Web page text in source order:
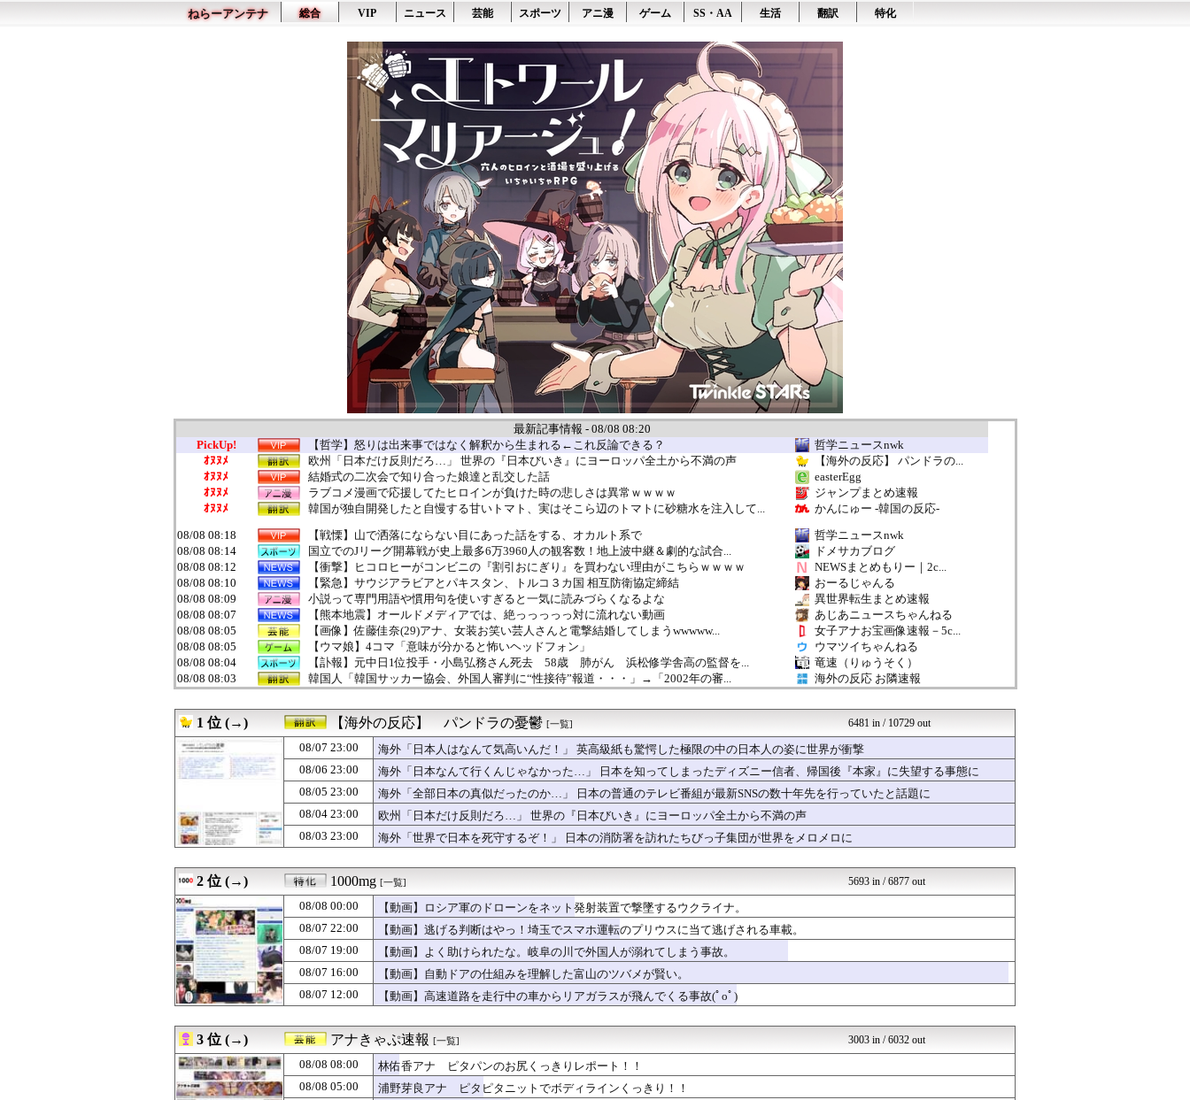
ねらーアンテナ 総合 VIP ニュース 芸能 スポーツ アニ漫 ゲーム SS・AA 生活 翻訳 特化
最新記事情報 - 08/08 08:20
PickUp!
【哲学】怒りは出来事ではなく解釈から生まれる←これ反論できる？
哲学ニュースnwk
ｵﾇﾇﾒ
欧州「日本だけ反則だろ…」 世界の『日本びいき』にヨーロッパ全土から不満の声
【海外の反応】 パンドラの...
ｵﾇﾇﾒ
結婚式の二次会で知り合った娘達と乱交した話
easterEgg
ｵﾇﾇﾒ
ラブコメ漫画で応援してたヒロインが負けた時の悲しさは異常ｗｗｗｗ
ジャンプまとめ速報
ｵﾇﾇﾒ
韓国が独自開発したと自慢する甘いトマト、実はそこら辺のトマトに砂糖水を注入して...
かんにゅー -韓国の反応-
08/08 08:18
【戦慄】山で洒落にならない目にあった話をする、オカルト系で
哲学ニュースnwk
08/08 08:14
国立でのJリーグ開幕戦が史上最多6万3960人の観客数！地上波中継＆劇的な試合...
ドメサカブログ
08/08 08:12
【衝撃】ヒコロヒーがコンビニの『割引おにぎり』を買わない理由がこちらｗｗｗｗ
NEWSまとめもりー｜2c...
08/08 08:10
【緊急】サウジアラビアとパキスタン、トルコ３カ国 相互防衛協定締結
おーるじゃんる
08/08 08:09
小説って専門用語や慣用句を使いすぎると一気に読みづらくなるよな
異世界転生まとめ速報
08/08 08:07
【熊本地震】オールドメディアでは、絶っっっっっ対に流れない動画
あじあニュースちゃんねる
08/08 08:05
【画像】佐藤佳奈(29)アナ、女装お笑い芸人さんと電撃結婚してしまうwwwww...
女子アナお宝画像速報－5c...
08/08 08:05
【ウマ娘】4コマ「意味が分かると怖いヘッドフォン」
ウマツイちゃんねる
08/08 08:04
【訃報】元中日1位投手・小島弘務さん死去 58歳 肺がん 浜松修学舎高の監督を...
竜速（りゅうそく）
08/08 08:03
韓国人「韓国サッカー協会、外国人審判に“性接待”報道・・・」→「2002年の審...
海外の反応 お隣速報
08/08 08:02
Beast of Reincarnationをプレイした正直な感想
mutyunのゲーム+αブ...
08/08 08:01
【画像】中古でスマホ買ったよ！
汎用型自作PCまとめ
08/08 08:01
インド、ロシアの第5世代戦闘機「Su-57」の購入を見送りか！
軍事・ミリタリー速報☆彡
08/08 08:01
【悲報】「舌を入れてきたから歯と口でブロック」元ジャンポケ斉藤の不同意性交公判
VIPPER速報
08/08 08:01
【画像】十二支合体！！ところでその前足、猫じゃね？
ヒロイモノ中毒
林佑香アナ ピタパンのお尻くっきりレポート！！
アナきゃぷ速報
佐藤二朗さん、久しぶりの投稿「文◯砲より遥かに威力は弱いが、僕の◯◯をお見舞い...
オレ的ゲーム速報＠刃
08/08 08:00
私の友達の旦那が新入社員の子とウワキした。そんな旦那とウワキ相手、両親に因果応...
かぞくちゃんねる
08/08 08:00
この前森に行ったらちっちゃいウリボー見つけた
登山ちゃんねる
08/08 08:00
【ラブライブ！】【画像】近江彼方(身長158cm・B85・W60・H86)←こ...
ラブライブ！まとめブログ ...
08/08 08:00
【画像10枚】佐倉綾音さん(32)、自分のシコポイントに気がつくwwwwwww
気になる芸能まとめ
08/08 08:00
ワイの夕ご飯どう思う？
08/08 08:00
冨里奈央ちゃんの『苦悶の表情』、大変なことになってるって...
乃木通 乃木坂46櫻坂46...
08/08 08:00
韓国人「先生が病気休暇？理由は何？」→極悪保護者のせいで流産した教師も…
08/08 08:00
【衝撃】韓国人「日本の高校生、腕の長さがおかしい」
08/08 08:00
【あんこ】ディエゴ・ブランドーがグランドオーダーを終わらせるようです【FGO二...
やる夫まとめくす
08/08 08:00
韓国人「オホーツク海高気圧の影響で、昨年より涼しい日本の首都圏について」
ハナミズキの韓国ブログ[海...
08/08 08:00
毛沢東語録を作った男、自分の序文ごと消された
08/08 07:58
矢田萌華「6期生のビジュアル担当です」←この画像を見れば誰もが納得【画像あり】
乃木坂46まとめ 乃木りん...
08/08 07:56
海外「怪我さえなければ」サッカー日本代表DF冨安健洋のクリスタル・パレス移籍決...
海外のお前ら 海外の反応
08/08 07:55
韓国人「アメリカでビッグフットが発見されました」
08/08 07:55
高市総理の靖国参拝 木原官房長官「ご自身で適切に判断」[8/7]
国難にあってもの申す！！
08/08 07:54
聖隷クリストファー・高部陸、青学大進学へ「進路変更はありません」
1 位 (→) 【海外の反応】 パンドラの憂鬱 [一覧] 6481 in / 10729 out
08/07 23:00
海外「日本人はなんて気高いんだ！」 英高級紙も驚愕した極限の中の日本人の姿に世界が衝撃
08/06 23:00
海外「日本なんて行くんじゃなかった…」 日本を知ってしまったディズニー信者、帰国後『本家』に失望する事態に
08/05 23:00
海外「全部日本の真似だったのか…」 日本の普通のテレビ番組が最新SNSの数十年先を行っていたと話題に
08/04 23:00
欧州「日本だけ反則だろ…」 世界の『日本びいき』にヨーロッパ全土から不満の声
08/03 23:00
海外「世界で日本を死守するぞ！」 日本の消防署を訪れたちびっ子集団が世界をメロメロに
2 位 (→) 1000mg [一覧] 5693 in / 6877 out
08/08 00:00
【動画】ロシア軍のドローンをネット発射装置で撃墜するウクライナ。
08/07 22:00
【動画】逃げる判断はやっ！埼玉でスマホ運転のプリウスに当て逃げされる車載。
08/07 19:00
【動画】よく助けられたな。岐阜の川で外国人が溺れてしまう事故。
08/07 16:00
【動画】自動ドアの仕組みを理解した富山のツバメが賢い。
08/07 12:00
【動画】高速道路を走行中の車からリアガラスが飛んでくる事故(ﾟoﾟ)
3 位 (→) アナきゃぷ速報 [一覧] 3003 in / 6032 out
08/08 08:00
林佑香アナ ピタパンのお尻くっきりレポート！！
08/08 05:00
浦野芽良アナ ピタピタニットでボディラインくっきり！！